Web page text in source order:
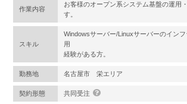
作業内容
お客様のオープン系システム基盤の運用
す。
スキル
Windowsサーバー/Linuxサーバーのイン
用
経験がある方。
勤務地 名古屋市 栄エリア
契約形態 共同受注